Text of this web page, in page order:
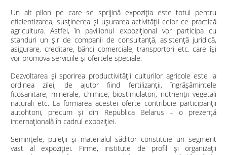
Un alt pilon pe care se sprijină expoziția este totul pentru
eficientizarea, susținerea și ușurarea activității celor ce practică
agricultura. Astfel, în pavilionul expozițional vor participa cu
standuri un șir de companii de consultanță, asistență juridică,
asigurare, creditare, bănci comerciale, transportori etc. care își
vor promova serviciile și ofertele speciale.
Dezvoltarea și sporirea productivității culturilor agricole este la
ordinea zilei, de ajutor fiind fertilizanții,
îngrăşămintele
fitosanitare, minerale, chimice, biostimulatori, nutrienţii vegetali
naturali etc. La formarea acestei oferte contribuie participanții
autohtoni, precum și din Republica Belarus – o prezență
internațională în cadrul expoziției.
Seminţele, puieţii şi materialul săditor constituie un segment
vast al expoziţiei. Firme, institute de profil și organizații